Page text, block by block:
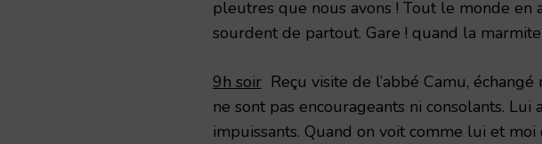
pleutres que nous avons ! Tout le monde en
sourdent de partout. Gare ! quand la
9h soir Reçu visite de l’abbé Camu,
ne sont pas encourageants ni consolants. Lui
impuissants. Quand on voit comme lui et